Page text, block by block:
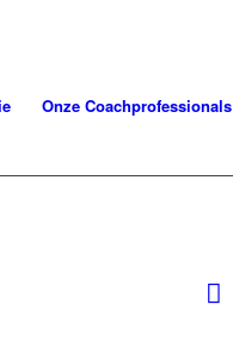
Onze Coachprofessionals